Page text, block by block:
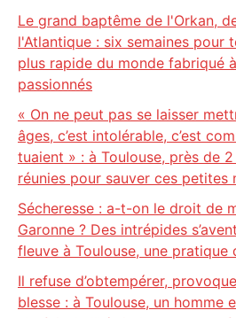
Le grand baptême de l'Orkan,
l'Atlantique : six semaines pour
plus rapide du monde fabriqué
passionnés
« On ne peut pas se laisser
âges, c’est intolérable, c’est
tuaient » : à Toulouse, près de
réunies pour sauver ces petites
Sécheresse : a-t-on le droit de
Garonne ? Des intrépides
fleuve à Toulouse, une pratique
Il refuse d’obtempérer,
blesse : à Toulouse, un homme